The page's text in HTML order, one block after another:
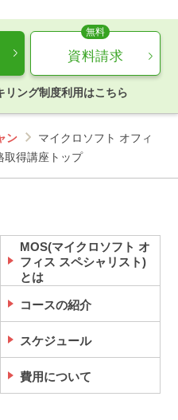
資料請求
リング制度利用はこちら
ン
マイクロソフト オフィ
取得講座トップ
MOS(マイクロソフト オ
フィス スペシャリスト)
とは
コースの紹介
スケジュール
費用について